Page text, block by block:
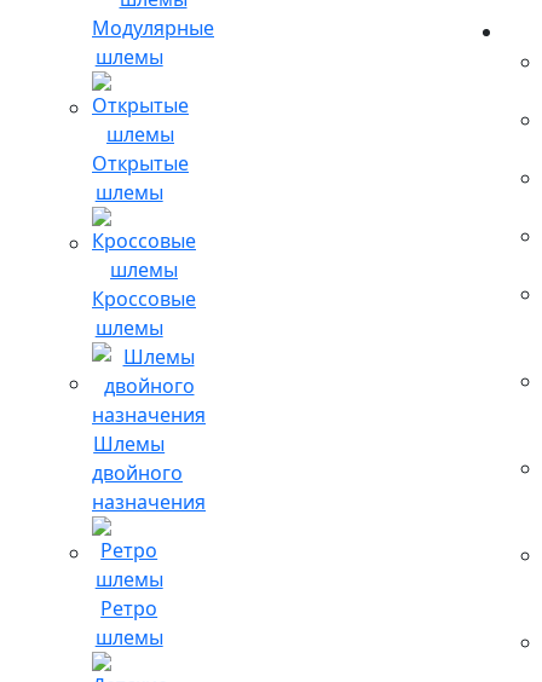
Модулярные
шлемы
Открытые
шлемы
Кроссовые
шлемы
Шлемы
двойного
назначения
Ретро
шлемы